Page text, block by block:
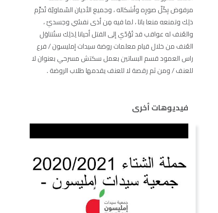
مرفوض بِكُلّ صورِه وأشكاله ، وجميع الأديان السّماويّة تُحرِّم
ذلِك وتمنعه منعا باتا ، لما فيه مِن أذى نفسُي وجسديّ ،
والعُنف له عواقب قد تُؤدّي إلى القتل أحيانا لِذلِك سنُتناوَل
العُنف من خلال قيام معلمات روضة سيدات إمليسون / فرع
راس العمود قسم البساتين بعمل سكتش مسرحي بعنوان لا
للعنف / ومن ثم رقصة لا للعنف يقدمها طلاب الروضة .
فيديوهات أخرى